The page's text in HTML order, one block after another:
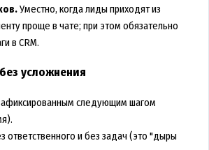
Уместно, когда лиды приходят из
проще в чате; при этом обязательно
в CRM.
усложнения
следующим шагом
ответственного и без задач (это "дыры